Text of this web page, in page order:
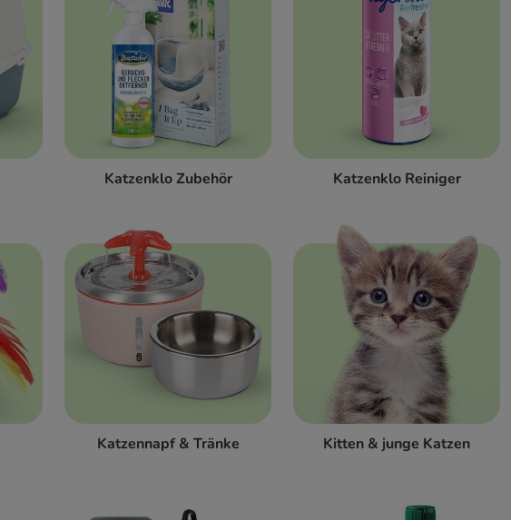
Katzenklo Zubehör Katzenklo Reiniger
Katzennapf & Tränke Kitten & junge Katzen